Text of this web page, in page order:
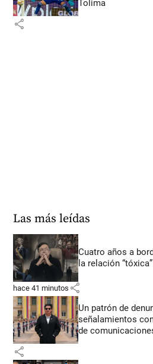
Tolima
share
Las más leídas
Cuatro años a
la relación
hace 41 minutos share
Un patrón de
señalamientos
de
share